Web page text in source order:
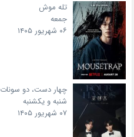
تله موش
جمعه
۰۶ شهریور ۱۴۰۵
چهار دست، دو سونات
شنبه و یکشنبه
۰۷ شهریور ۱۴۰۵